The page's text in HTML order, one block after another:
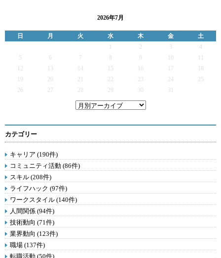
2026年7月
日 月 火 水 木 金
土
2 3
4
5
6 7 9
12
13 14 15 16 17
19
20 21 22 23 24
25
26
27 28 29 30 31
カテゴリー
キャリア (190件)
コミュニティ活動 (86件)
スキル (208件)
ライフハック (97件)
ワークスタイル (140件)
人間関係 (94件)
技術動向 (71件)
業界動向 (123件)
職場 (137件)
転職活動 (50件)